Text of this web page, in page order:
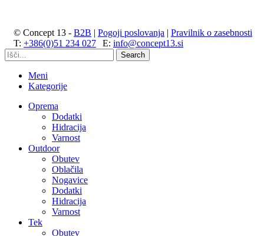
© Concept 13 - B2B | Pogoji poslovanja | Pravilnik o zasebnosti
T: +386(0)51 234 027 E: info@concept13.si
Search
Meni
Kategorije
Oprema
Dodatki
Hidracija
Varnost
Outdoor
Obutev
Oblačila
Nogavice
Dodatki
Hidracija
Varnost
Tek
Obutev